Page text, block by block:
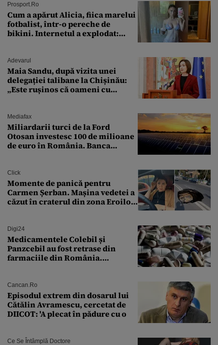
Prosport.ro
Cum a apărut Alicia, fiica marelui
fotbalist, într-o pereche de
bikini. Internetul a explodat:
Adevarul
Maia Sandu, după vizita unei
delegației talibane la Chișinău:
„Este rușinos că oameni cu
Mediafax
Miliardarii turci de la Ford
Otosan investesc 100 de milioane
de euro în România. Banca
Click
Momente de panică pentru
Carmen Șerban. Mașina vedetei a
căzut în craterul din zona Eroilor:
Digi24
Medicamentele Colebil și
Panzcebil au fost retrase din
farmaciile din România.
Cancan.ro
Episodul extrem din dosarul lui
Cătălin Avramescu, cercetat de
DIICOT: 'A plecat în pădure cu o
Ce Se Întâmplă Doctore